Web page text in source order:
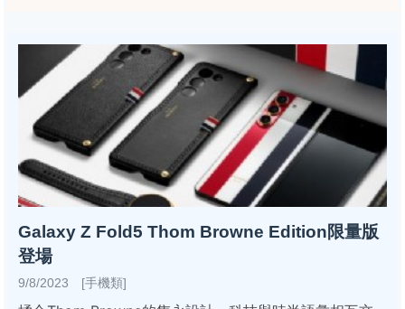
Galaxy Z Fold5 Thom Browne Edition限量版
登場
9/8/2023 [手機類]